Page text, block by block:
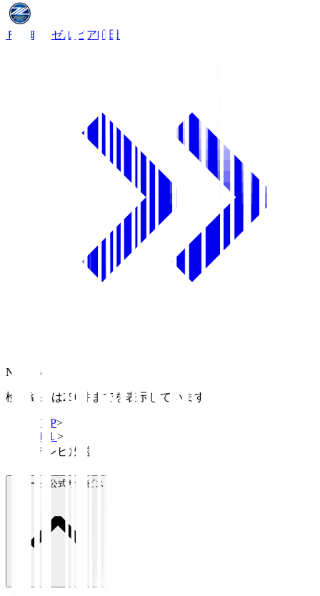
ＦＣ町田ゼルビア町田
NHK BS
検索結果は250件までを表示しています
TOP>
Ｊ１ >
テレビ放送
Ｊリーグ公式サービス